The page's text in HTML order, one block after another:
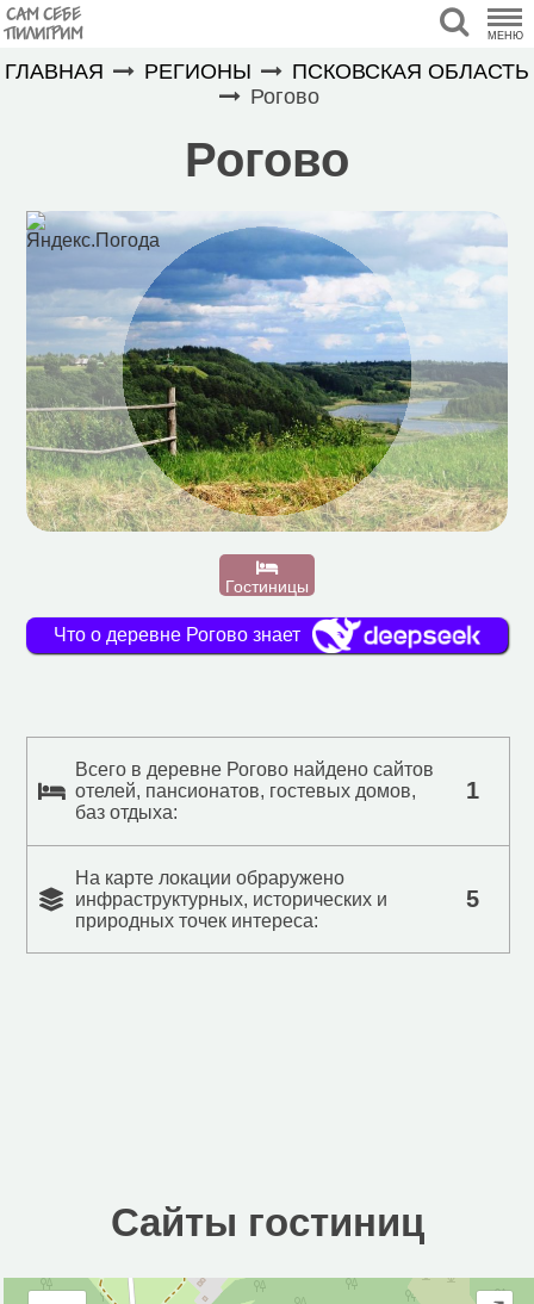
САМ СЕБЕ
ПИЛИГРИМ МЕНЮ
ГЛАВНАЯ РЕГИОНЫ
ПСКОВСКАЯ ОБЛАСТЬ
Рогово
Рогово
Гостиницы
Что о деревне Рогово знает
Всего в деревне Рогово найдено сайтов
отелей, пансионатов, гостевых домов,
баз отдыха:
1
На карте локации обраружено
инфраструктурных, исторических и
природных точек интереса:
5
Сайты гостиниц